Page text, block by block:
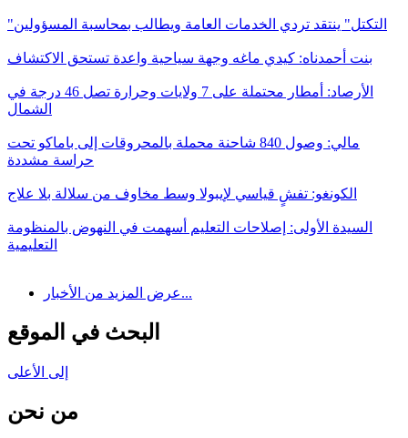
"التكتل" ينتقد تردي الخدمات العامة ويطالب بمحاسبة المسؤولين
بنت أحمدناه: كيدي ماغه وجهة سياحية واعدة تستحق الاكتشاف
الأرصاد: أمطار محتملة على 7 ولايات وحرارة تصل 46 درجة في
الشمال
مالي: وصول 840 شاحنة محملة بالمحروقات إلى باماكو تحت
حراسة مشددة
الكونغو: تفشٍ قياسي لإيبولا وسط مخاوف من سلالة بلا علاج
السيدة الأولى: إصلاحات التعليم أسهمت في النهوض بالمنظومة
التعليمية
عرض المزيد من الأخبار...
البحث في الموقع
إلى الأعلى
من نحن